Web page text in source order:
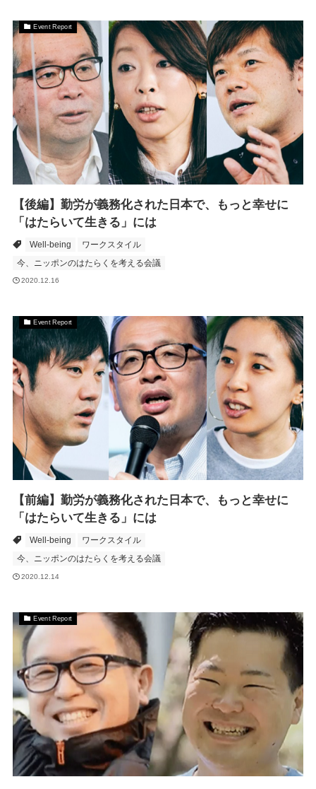
Event Report
【後編】勤労が義務化された日本で、もっと幸せに
「はたらいて生きる」には
Well-being
ワークスタイル
今、ニッポンのはたらくを考える会議
2020.12.16
Event Report
【前編】勤労が義務化された日本で、もっと幸せに
「はたらいて生きる」には
Well-being
ワークスタイル
今、ニッポンのはたらくを考える会議
2020.12.14
Event Report